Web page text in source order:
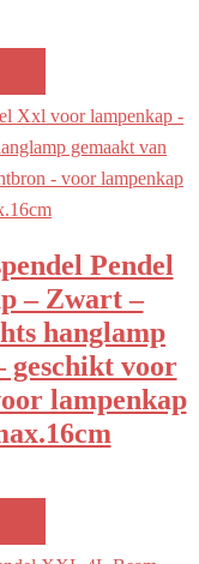
Pendel
– Zwart –
hanglamp
geschikt voor
lampenkap